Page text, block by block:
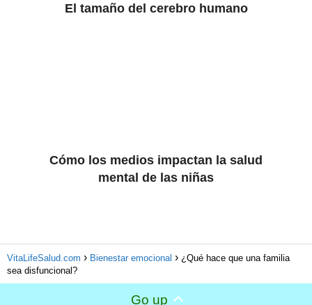
El tamaño del cerebro humano
Cómo los medios impactan la salud
mental de las niñas
VitaLifeSalud.com Bienestar emocional
¿Qué hace que una familia
sea disfuncional?
Go up